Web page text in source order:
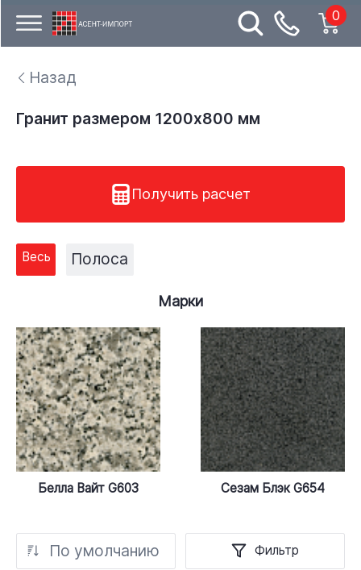
0
Назад
Гранит размером 1200x800 мм
Получить расчет
Весь Полоса
Марки
Белла Вайт G603 Сезам Блэк G654
По умолчанию Фильтр